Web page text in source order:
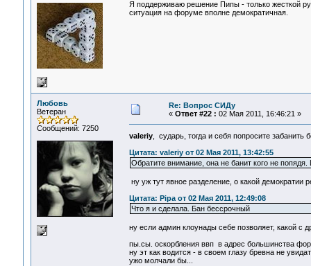
Я поддерживаю решение Пипы - только жесткой
ситуация на форуме вполне демократичная.
Любовь
Ветеран
Сообщений: 7250
Re: Вопрос СИДу
« Ответ #22 : 02 Мая 2011, 16:46:21 »
valeriy, сударь, тогда и себя попросите
Цитата: valeriy от 02 Мая 2011, 13:42:55
Обратите внимание, она не банит кого не
ну уж тут явное разделение, о какой демократии
Цитата: Pipa от 02 Мая 2011, 12:49:08
Что я и сделала. Бан бессрочный
ну если админ клоунады себе позволяет, какой с
пы.сы. оскорбления ввп в адрес большинства
ну эт как водится - в своем глазу бревна не
ужо молчали бы...